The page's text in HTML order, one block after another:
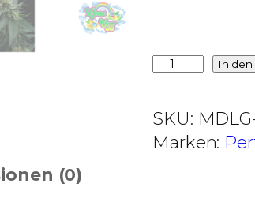
m
e
In
SKU:
Marken:
(0)